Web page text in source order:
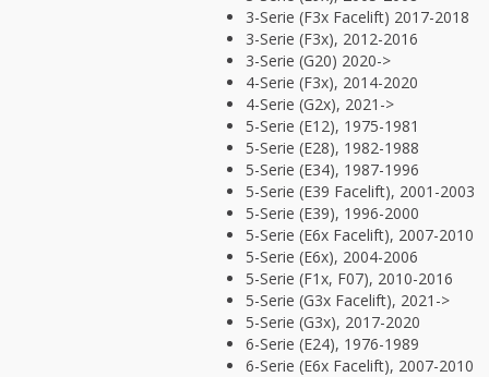
3-Serie (F3x Facelift) 2017-2018
3-Serie (F3x), 2012-2016
3-Serie (G20) 2020->
4-Serie (F3x), 2014-2020
4-Serie (G2x), 2021->
5-Serie (E12), 1975-1981
5-Serie (E28), 1982-1988
5-Serie (E34), 1987-1996
5-Serie (E39 Facelift), 2001-2003
5-Serie (E39), 1996-2000
5-Serie (E6x Facelift), 2007-2010
5-Serie (E6x), 2004-2006
5-Serie (F1x, F07), 2010-2016
5-Serie (G3x Facelift), 2021->
5-Serie (G3x), 2017-2020
6-Serie (E24), 1976-1989
6-Serie (E6x Facelift), 2007-2010